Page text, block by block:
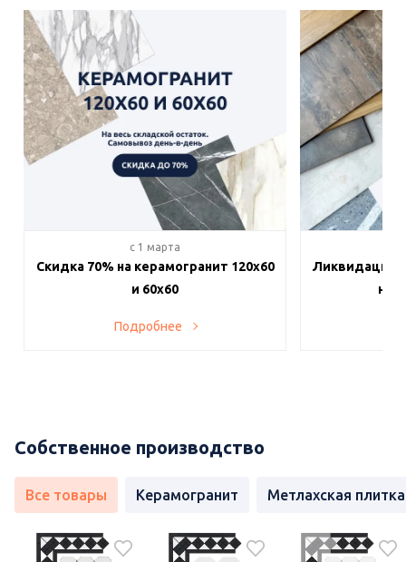
c 1 марта
Скидка 70% на керамогранит 120х60
и 60х60
Подробнее
Ликвидация
на
Собственное производство
Все товары Керамогранит Метлахская плитка